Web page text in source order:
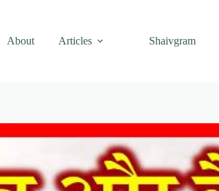
About Articles Shaivgram